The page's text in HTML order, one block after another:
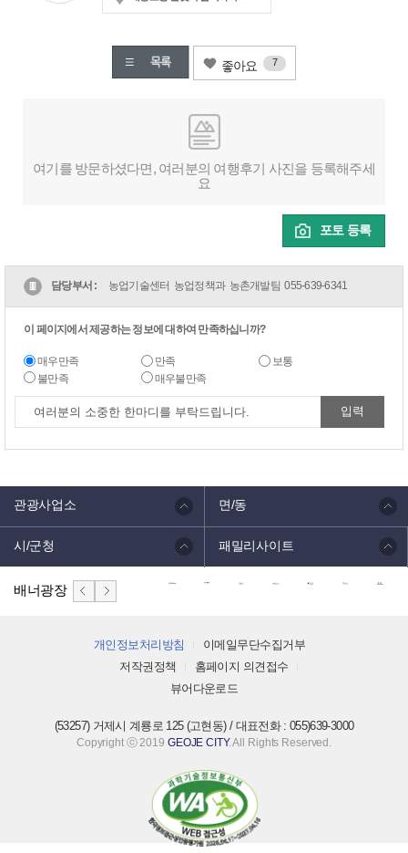
좋아요 7
여기를 방문하셨다면, 여러분의 여행후기 사진을 등록해주세
요
포토 등록
담당부서 : 농업기술센터 농업정책과 농촌개발팀055-639-6341
이 페이지에서 제공하는 정보에 대하여 만족하십니까?
매우만족 만족
보통
불만족
매우불만족
관광사업소 면/동
시/군청 패밀리사이트
배너광장
개인정보처리방침
이메일무단수집거부
저작권정책
홈페이지 의견접수
뷰어다운로드
(53257) 거제시 계룡로 125 (고현동) / 대표전화 : 055)639-3000
Copyright ⓒ 2019 GEOJE CITY. All Rights Reserved.